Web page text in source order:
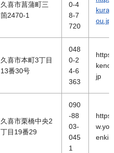
久喜市菖蒲町三
箇2470-1
0-4
8-7
720
kura-
ou.jp/
久喜市本町3丁目
13番30号
048
0-2
4-6
363
jp
久喜市栗橋中央2
丁目19番29
090
-88
03-
045
1